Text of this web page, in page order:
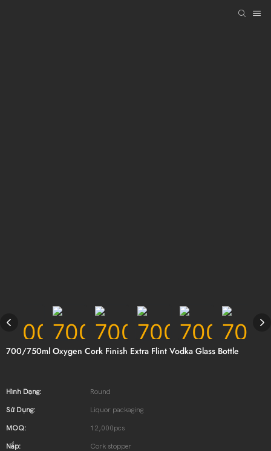
700/750ml Oxygen Cork Finish Extra Flint Vodka Glass Bottle
Hình Dạng: Round
Sử Dụng: Liquor packaging
MOQ: 12,000pcs
Nắp: Cork stopper